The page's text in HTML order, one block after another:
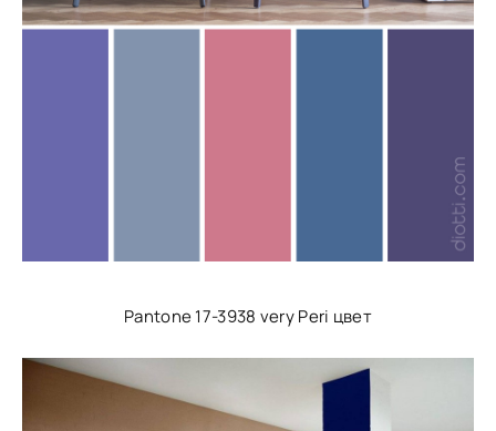
Pantone 17-3938 very Peri цвет